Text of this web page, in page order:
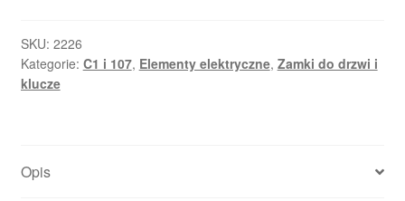
SKU: 2226
Kategorie: C1 i 107, Elementy elektryczne, Zamki do drzwi i
klucze
Opis